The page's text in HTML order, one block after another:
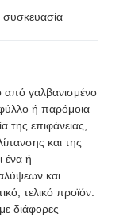
από γαλβανισμένο
ή παρόμοια
επιφάνειας,
και της
ένα ή
και
τελικό προϊόν.
διάφορες